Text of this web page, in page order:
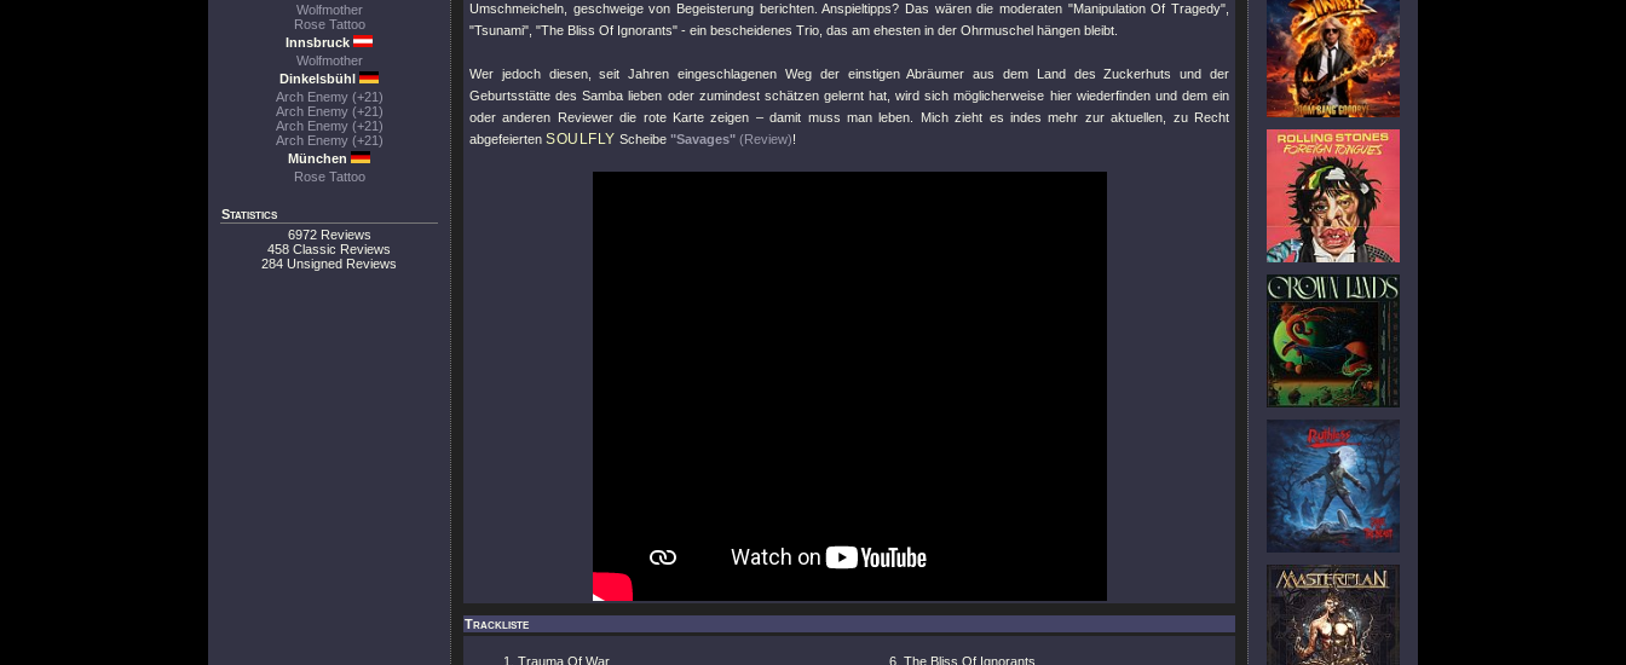
Wolfmother
Rose Tattoo
Innsbruck
Wolfmother
Dinkelsbühl
Arch Enemy (+21)
Arch Enemy (+21)
Arch Enemy (+21)
Arch Enemy (+21)
München
Rose Tattoo
Statistics
6972 Reviews
458 Classic Reviews
284 Unsigned Reviews
Umschmeicheln, geschweige von Begeisterung berichten. Anspieltipps? Das wären die moderaten "Manipulation Of Tragedy"
"Tsunami" "The Bliss Of Ignorants" - ein bescheidenes Trio, das am ehesten in der Ohrmuschel hängen bleibt.
Wer jedoch diesen, seit Jahren eingeschlagenen Weg der einstigen Abräumer aus dem Land des Zuckerhuts und der
Geburtsstätte des Samba lieben oder zumindest schätzen gelernt hat, wird sich möglicherweise hier wiederfinden und dem ein
oder anderen Reviewer die rote Karte zeigen – damit muss man leben. Mich zieht es indes mehr zur aktuellen, zu Recht
abgefeierten SOULFLY Scheibe "Savages" (Review)!
Trackliste
Trauma Of War
The Bliss Of Ignorants